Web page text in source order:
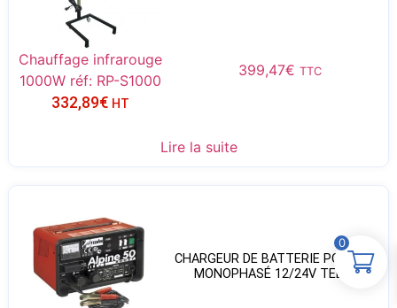
Chauffage infrarouge
1000W réf: RP-S1000
399,47€ TTC
332,89€ HT
Lire la suite
CHARGEUR DE BATTERIE PORTABLE
MONOPHASÉ 12/24V TELWIN
0